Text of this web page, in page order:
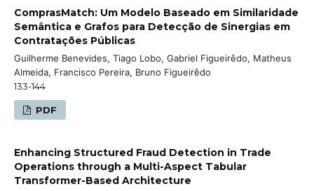
ComprasMatch: Um Modelo Baseado em Similaridade
Semântica e Grafos para Detecção de Sinergias em
Contratações Públicas
Guilherme Benevides, Tiago Lobo, Gabriel Figueirêdo, Matheus
Almeida, Francisco Pereira, Bruno Figueirêdo
133-144
PDF
Enhancing Structured Fraud Detection in Trade
Operations through a Multi-Aspect Tabular
Transformer-Based Architecture